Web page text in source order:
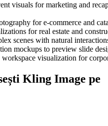
visuals for marketing and
for e-commerce and
for real estate and
scenes with natural
mockups to preview slide
visualization for
Kling Image pe